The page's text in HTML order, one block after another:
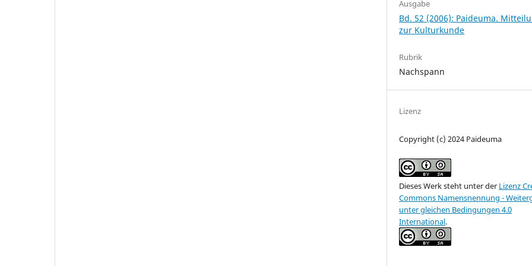
Ausgabe
Bd. 52 (2006): Paideuma.
zur Kulturkunde
Rubrik
Nachspann
Lizenz
Copyright (c) 2024 Paideuma
Dieses Werk steht unter der Lizenz
Commons Namensnennung -
unter gleichen Bedingungen 4.0
International.